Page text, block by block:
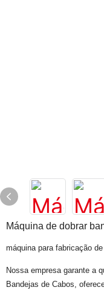
Máquina de dobrar
máquina para fabricação
Nossa empresa garante a
Bandejas de Cabos,